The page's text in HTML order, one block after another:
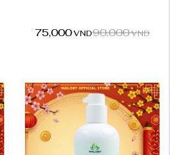
75,000VND90,000VND